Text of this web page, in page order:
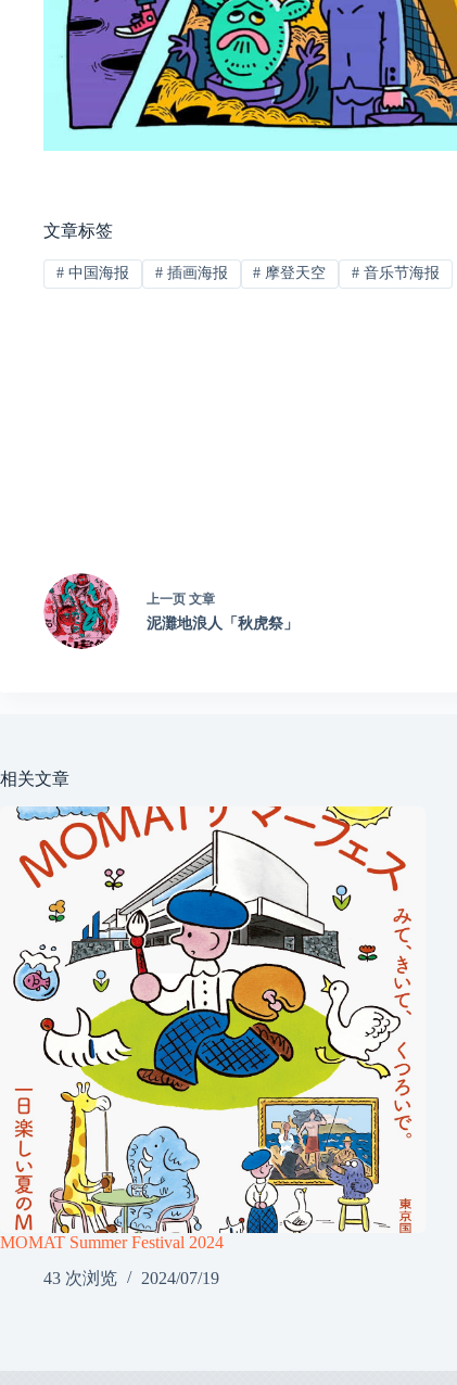
文章标签
#中国海报 #插画海报 # 摩登天空 # 音乐节海报
上一页 文章
泥灘地浪人「秋虎祭」
相关文章
MOMAT Summer Festival 2024
43 次浏览
2024/07/19